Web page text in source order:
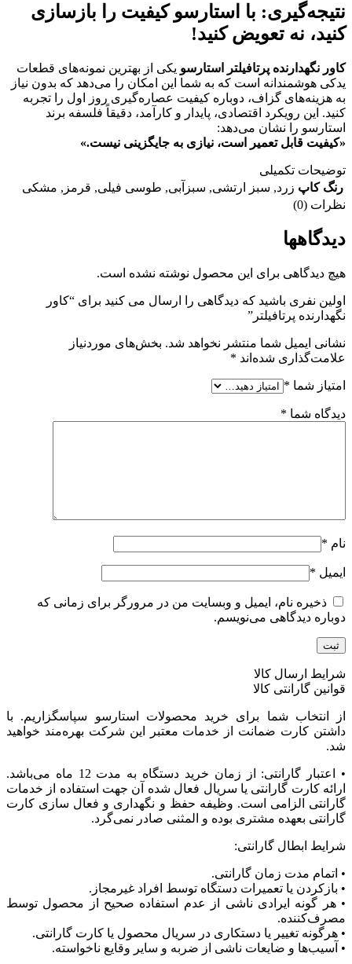
نتیجه‌گیری: با استارسو کیفیت را بازسازی
کنید، نه تعویض کنید!
کاور نگهدارنده پرتافیلتر استارسو یکی از بهترین نمونه‌های قطعات
یدکی هوشمندانه است که به شما این امکان را می‌دهد که بدون نیاز
به هزینه‌های گزاف، دوباره کیفیت عصاره‌گیری روز اول را تجربه
کنید. این رویکرد اقتصادی، پایدار و کارآمد، دقیقاً فلسفه برند
استارسو را نشان می‌دهد:
«کیفیت قابل تعمیر است، نیازی به جایگزینی نیست.»
توضیحات تکمیلی
رنگ کاپ زرد, سبز ارتشی, سبزآبی, طوسی فیلی, قرمز , مشکی
نظرات (0)
دیدگاهها
هیچ دیدگاهی برای این محصول نوشته نشده است.
اولین نفری باشید که دیدگاهی را ارسال می کنید برای “کاور
نگهدارنده پرتافیلتر”
نشانی ایمیل شما منتشر نخواهد شد. بخش‌های موردنیاز
علامت‌گذاری شده‌اند *
امتیاز شما *
دیدگاه شما *
نام *
ایمیل *
ذخیره نام، ایمیل و وبسایت من در مرورگر برای زمانی که
دوباره دیدگاهی می‌نویسم.
شرایط ارسال کالا
قوانین گارانتی کالا
از انتخاب شما برای خرید محصولات استارسو سپاسگزاریم. با
داشتن کارت ضمانت از خدمات معتبر این شرکت بهره‌مند خواهید
شد.
• اعتبار گارانتی: از زمان خرید دستگاه به مدت 12 ماه می‌باشد.
ارائه کارت گارانتی یا سریال فعال شده آن جهت استفاده از خدمات
گارانتی الزامی است. وظیفه حفظ و نگهداری و فعال سازی کارت
گارانتی بعهده مشتری بوده و المثنی صادر نمی‌گرد.
شرایط ابطال گارانتی:
• اتمام مدت زمان گارانتی.
• بازکردن یا تعمیرات دستگاه توسط افراد غیرمجاز.
• هر گونه ایرادی ناشی از عدم استفاده صحیح از محصول توسط
مصرف‌کننده.
• هرگونه تغییر یا دستکاری در سریال محصول یا کارت گارانتی.
• آسیب‌ها و ضایعات ناشی از ضربه و سایر وقایع ناخواسته.